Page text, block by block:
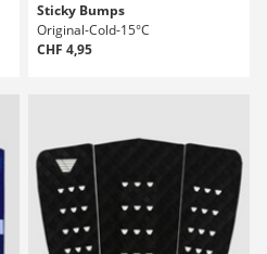
Sticky Bumps
Original-Cold-15°C
CHF 4,95